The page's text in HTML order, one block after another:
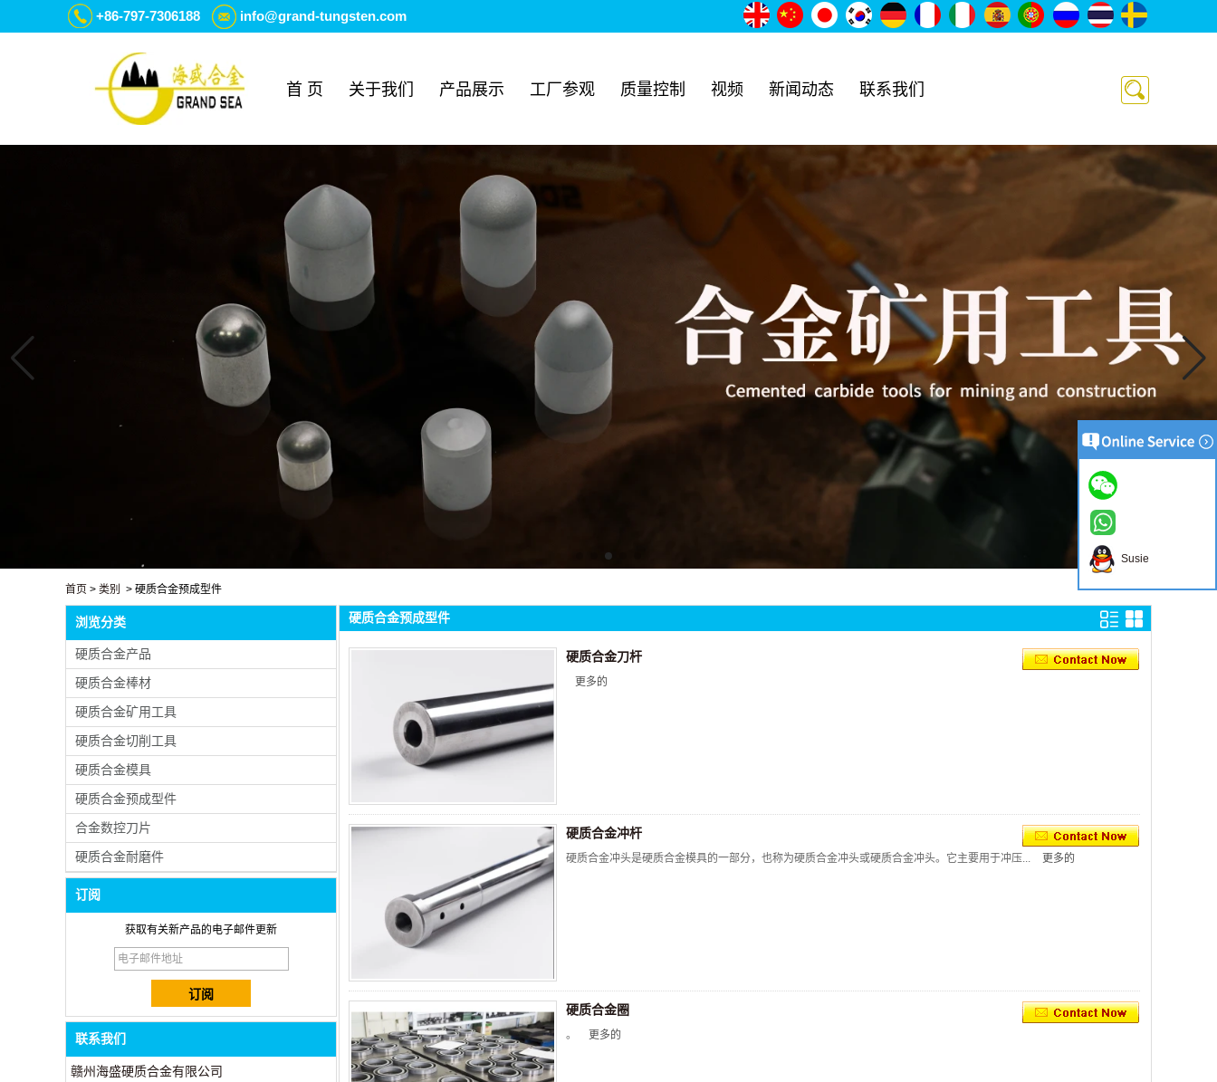
+86-797-7306188 info@grand-tungsten.com
首 页 关于我们 产品展示 工厂参观 质量控制 视频 新闻动态 联系我们
首页 > 类别 > 硬质合金预成型件
浏览分类
硬质合金产品
硬质合金棒材
硬质合金矿用工具
硬质合金切削工具
硬质合金模具
硬质合金预成型件
合金数控刀片
硬质合金耐磨件
订阅
获取有关新产品的电子邮件更新
联系我们
赣州海盛硬质合金有限公司
硬质合金预成型件
硬质合金刀杆
更多的
硬质合金冲杆
硬质合金冲头是硬质合金模具的一部分，也称为硬质合金冲头或硬质合金冲头。它主要用于冲压... 更多的
硬质合金圈
。 更多的
Susie